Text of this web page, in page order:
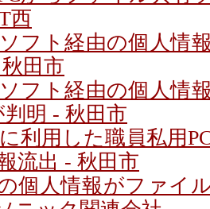
西
フト経由の個人情
田市
フト経由の個人情
明 - 秋田市
利用した職員私用
流出 - 秋田市
個人情報がファイ